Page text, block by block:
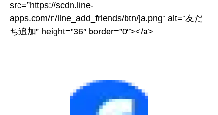
src=”https://scdn.line-
apps.com/n/line_add_friends/btn/ja.png” alt=”友だ
ち追加” height=”36″ border=”0″></a>